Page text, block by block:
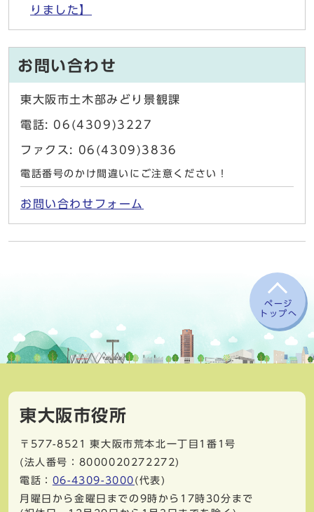
りました】
お問い合わせ
東大阪市土木部みどり景観課
電話: 06(4309)3227
ファクス: 06(4309)3836
電話番号のかけ間違いにご注意ください！
お問い合わせフォーム
ページ
トップへ
東大阪市役所
〒577-8521
東大阪市荒本北一丁目1番1号
(法人番号：8000020272272)
電話： 06-4309-3000 (代表)
月曜日から金曜日までの9時から17時30分まで